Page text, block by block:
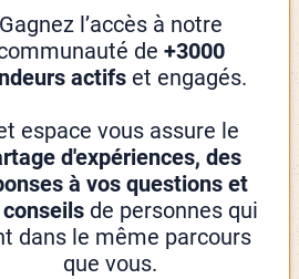
Gagnez l’accès à notre
de +3000
actifs et engagés.
espace vous assure le
d'expériences, des
à vos questions et
de personnes qui
dans le même parcours
que vous.